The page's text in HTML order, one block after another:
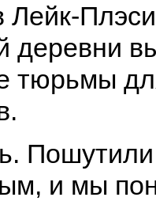
деревни
тюрьмы
и мы